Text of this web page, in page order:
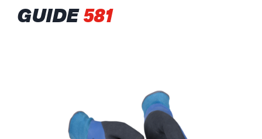
GUIDE581